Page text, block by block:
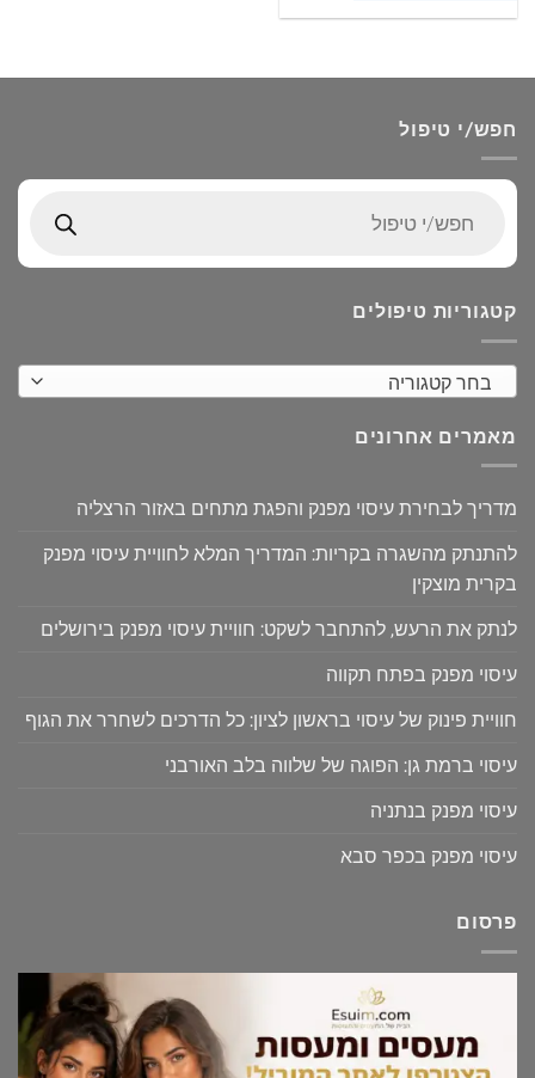
חפש/י טיפול
search
קטגוריות טיפולים
בחר קטגוריה
מאמרים אחרונים
מדריך לבחירת עיסוי מפנק והפגת מתחים באזור הרצליה
להתנתק מהשגרה בקריות: המדריך המלא לחוויית עיסוי מפנק
בקרית מוצקין
לנתק את הרעש, להתחבר לשקט: חוויית עיסוי מפנק בירושלים
עיסוי מפנק בפתח תקווה
חוויית פינוק של עיסוי בראשון לציון: כל הדרכים לשחרר את הגוף
עיסוי ברמת גן: הפוגה של שלווה בלב האורבני
עיסוי מפנק בנתניה
עיסוי מפנק בכפר סבא
פרסום